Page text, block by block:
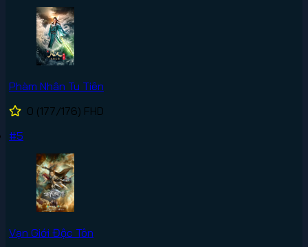
Phàm Nhân Tu Tiên
0 (177/176) FHD
#5
Vạn Giới Độc Tôn